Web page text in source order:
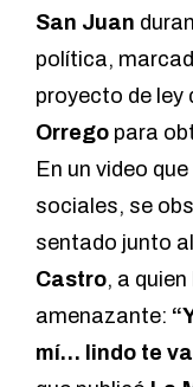
San Juan
política,
proyecto de ley
Orrego para
En un video
sociales, se
sentado junto
Castro, a
amenazante:
mí… lindo te